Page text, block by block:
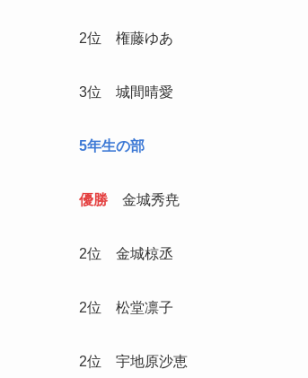
2位 権藤ゆあ
3位 城間晴愛
5年生の部
優勝 金城秀尭
2位 金城椋丞
2位 松堂凛子
2位 宇地原沙恵